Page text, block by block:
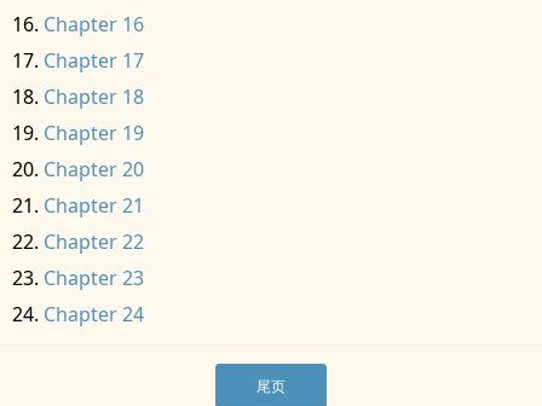
Chapter 16
Chapter 17
Chapter 18
Chapter 19
Chapter 20
Chapter 21
Chapter 22
Chapter 23
Chapter 24
尾页